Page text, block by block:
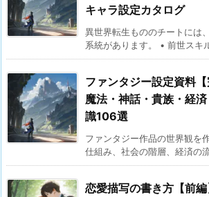
キャラ設定カタログ
異世界転生もののチートには
系統があります。 • 前世スキ
ファンタジー設定資料【
魔法・神話・貴族・経
識106選
ファンタジー作品の世界観を
仕組み、社会の階層、経済の
恋愛描写の書き方【前